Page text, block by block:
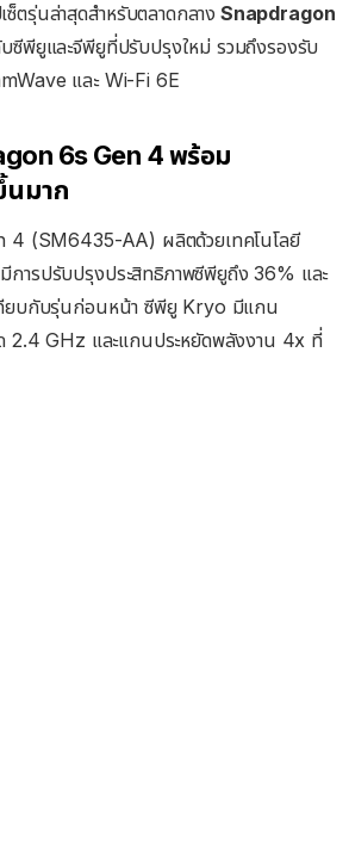
ซ็ตรุ่นล่าสุดสำหรับตลาดกลาง Snapdragon
พียูและจีพียูที่ปรับปรุงใหม่ รวมถึงรองรับ
และ Wi-Fi 6E
6s Gen 4 พร้อม
นมาก
4 (SM6435-AA) ผลิตด้วยเทคโนโลยี
ารปรับปรุงประสิทธิภาพซีพียูถึง 36% และ
ยบกับรุ่นก่อนหน้า ซีพียู Kryo มีแกน
2.4 GHz และแกนประหยัดพลังงาน 4x ที่